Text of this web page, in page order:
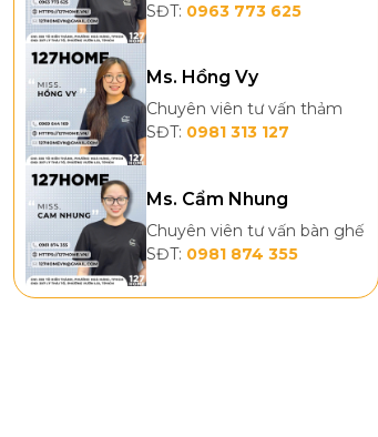
SĐT: 0963 773 625
Ms. Hồng Vy
Chuyên viên tư vấn thảm
SĐT: 0981 313 127
Ms. Cẩm Nhung
Chuyên viên tư vấn bàn ghế
SĐT: 0981 874 355